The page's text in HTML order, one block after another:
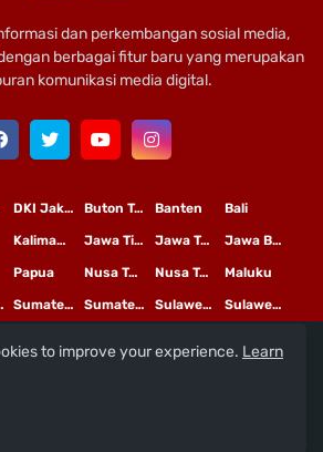
dan perkembangan sosial media,
berbagai fitur baru yang merupakan
komunikasi media digital.
Bali
Banten
Buton Tengah
DKI Jakarta
Jawa Barat
Jawa Tengah
Jawa Timur
Kalimantan Tengah
Maluku
Nusa Tenggara Barat
Nusa Tenggara Timur
Papua
Sulawesi Tengah
Sulawesi Utara
Sumatera Barat
Sumatera Selatan
2020 PTLiputan Kini Mediatama
Media Siber
to improve your experience. Learn